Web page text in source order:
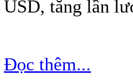
USD, tăng lần
Đọc thêm...